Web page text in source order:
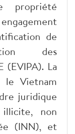
propriété
de
des
(EVIPA). La
le Vietnam
juridique
non
(INN), et